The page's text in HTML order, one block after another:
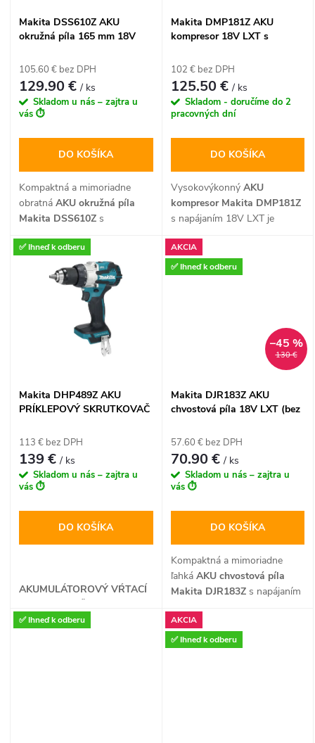
e
p
o
d
u
k
s
o
u
k
t
Makita DSS610Z AKU
okružná píla 165 mm 18V
105.60 € bez DPH
129.90 €/ ks
Skladom u nás – zajtra u
vás ⏱️
DO KOŠÍKA
Kompaktná a mimoriadne
obratná AKU okružná píla
Makita DSS610Z s
napájaním 18V LXT je
ideálnym nástrojom na rýchle
a presné rezy dreva a
doskových materiálov priamo
na stavbe alebo dielni. Ponúka
dokonalú manévrovateľnosť,
nastavenie pokosového uhla
až do 50° s pevnou zarážkou
vďaka elektronickej brzde
motora. Píla disponuje
pracovnej plochy a dodáva sa
s pílovým kotúčom a
paralelným dorazom v balení
bez akumulátora a nabíjačky.
Makita DMP181Z AKU
kompresor 18V LXT s
batérie)
102 € bez DPH
125.50 €/ ks
Skladom - doručíme do 2
pracovných dní
DO KOŠÍKA
Vysokovýkonný AKU
kompresor Makita DMP181Z
s napájaním 18V LXT je
rýchle a presné hustenie
pneumatík osobných
manometrom s funkciou
automatického zastavenia po
dosiahnutí predvoleného tlaku
a tromi inteligentnými
režimami prietoku vzduchu.
funkciou na bezpečné
odpustenie nadbytočného
vzduchu a dodáva sa so
sadou 4 adaptérov bez
✅ Ihneď k odberu
Makita DHP489Z AKU
PRÍKLEPOVÝ SKRUTKOVAČ
113 € bez DPH
139 €/ ks
Skladom u nás – zajtra u
vás ⏱️
DO KOŠÍKA
AKUMULÁTOROVÝ VŔTACÍ
PRÍKLEPOM
AKCIA
✅ Ihneď k odberu
130 €
–45 %
Makita DJR183Z AKU
chvostová píla 18V LXT (bez
57.60 € bez DPH
70.90 €/ ks
Skladom u nás – zajtra u
vás ⏱️
DO KOŠÍKA
Kompaktná a mimoriadne
ľahká AKU chvostová píla
Makita DJR183Zs napájaním
nástrojom na rýchle rezanie
dreva, plastov, kovových
✅ Ihneď k odberu
AKCIA
✅ Ihneď k odberu